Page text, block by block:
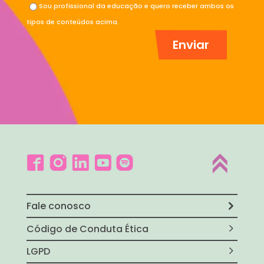
Sou profissional da educação e quero receber ambos os
tipos de conteúdos acima.
Fale conosco
Código de Conduta Ética
LGPD